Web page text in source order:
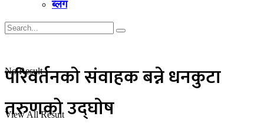
ब्लग
No Result
View All Result
परिवर्तनकाे संवाहक बन्ने धनकुटा
तरुणको उद्घाेष